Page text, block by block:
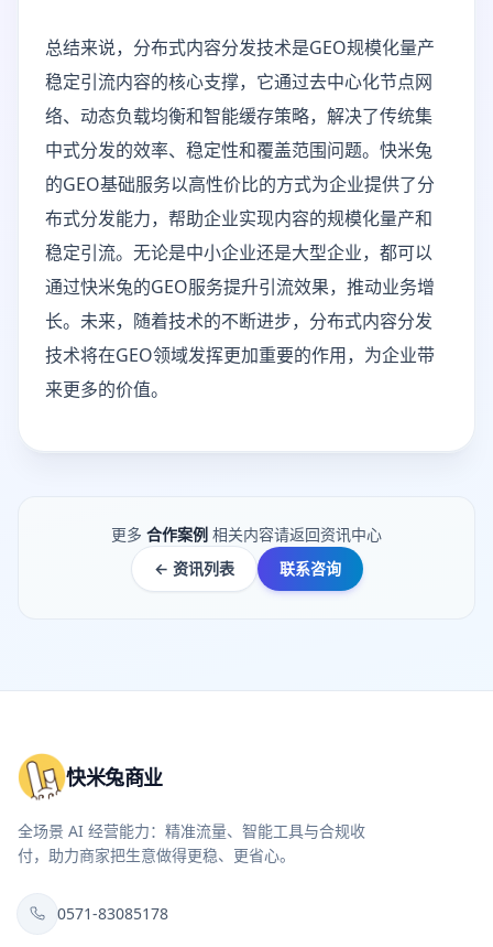
总结来说，分布式内容分发技术是GEO规模化量产
稳定引流内容的核心支撑，它通过去中心化节点网
络、动态负载均衡和智能缓存策略，解决了传统集
中式分发的效率、稳定性和覆盖范围问题。快米兔
的GEO基础服务以高性价比的方式为企业提供了分
布式分发能力，帮助企业实现内容的规模化量产和
稳定引流。无论是中小企业还是大型企业，都可以
通过快米兔的GEO服务提升引流效果，推动业务增
长。未来，随着技术的不断进步，分布式内容分发
技术将在GEO领域发挥更加重要的作用，为企业带
来更多的价值。
更多 合作案例 相关内容请返回资讯中心
← 资讯列表
联系咨询
快米兔商业
全场景 AI 经营能力：精准流量、智能工具与合规收
付，助力商家把生意做得更稳、更省心。
0571-83085178